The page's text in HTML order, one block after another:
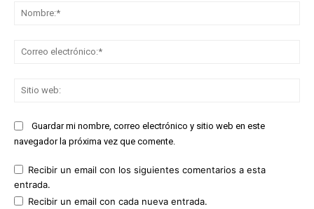
Guardar mi nombre, correo electrónico y sitio web en este
navegador la próxima vez que comente.
Recibir un email con los siguientes comentarios a esta
entrada.
Recibir un email con cada nueva entrada.